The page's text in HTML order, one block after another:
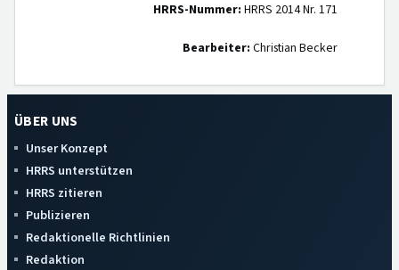
HRRS-Nummer: HRRS 2014 Nr. 171
Bearbeiter: Christian Becker
ÜBER UNS
Unser Konzept
HRRS unterstützen
HRRS zitieren
Publizieren
Redaktionelle Richtlinien
Redaktion